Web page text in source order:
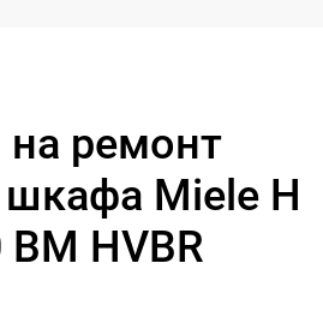
ремонт
шкафа Miele H
BM HVBR